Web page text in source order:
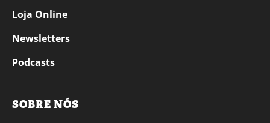
Loja Online
Newsletters
Podcasts
SOBRE NÓS